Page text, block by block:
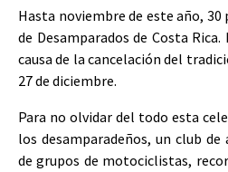
Hasta noviembre de este año,
de Desamparados de Costa
causa de la cancelación del
27 de diciembre.
Para no olvidar del todo esta
los desamparadeños, un club
de grupos de motociclistas,